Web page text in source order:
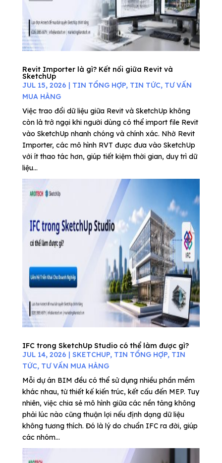
Revit Importer là gì? Kết nối giữa Revit và
SketchUp
JUL 15, 2026 | TIN TỔNG HỢP, TIN TỨC, TƯ VẤN
MUA HÀNG
Việc trao đổi dữ liệu giữa Revit và SketchUp không
còn là trở ngại khi người dùng có thể import file Revit
vào SketchUp nhanh chóng và chính xác. Nhờ Revit
Importer, các mô hình RVT được đưa vào SketchUp
với ít thao tác hơn, giúp tiết kiệm thời gian, duy trì dữ
liệu...
IFC trong SketchUp Studio có thể làm được gì?
JUL 14, 2026 | SKETCHUP, TIN TỔNG HỢP, TIN
TỨC, TƯ VẤN MUA HÀNG
Mỗi dự án BIM đều có thể sử dụng nhiều phần mềm
khác nhau, từ thiết kế kiến trúc, kết cấu đến MEP. Tuy
nhiên, việc chia sẻ mô hình giữa các nền tảng không
phải lúc nào cũng thuận lợi nếu định dạng dữ liệu
không tương thích. Đó là lý do chuẩn IFC ra đời, giúp
các nhóm...